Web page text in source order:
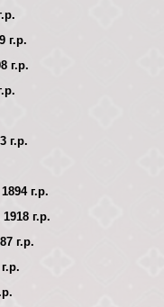
г.р.
г.р.
г.р.
г.р.
г.р.
г.р.